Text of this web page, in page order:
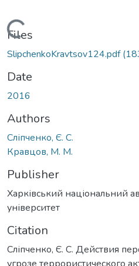
Loading...
Files
SlipchenkoKravtsov124.pdf
Date
2016
Authors
Сліпченко, Є. С.
Кравцов, М. М.
Publisher
Харківський національний
університет
Citation
Сліпченко, Є. С. Действия